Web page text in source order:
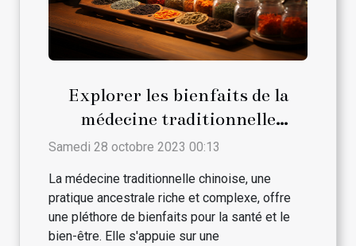
Explorer les bienfaits de la
médecine traditionnelle
chinoise
Samedi 28 octobre 2023 00:13
La médecine traditionnelle chinoise, une
pratique ancestrale riche et complexe, offre
une pléthore de bienfaits pour la santé et le
bien-être. Elle s'appuie sur une